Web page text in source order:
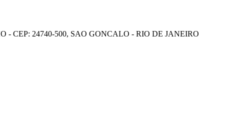
- CEP: 24740-500, SAO GONCALO - RIO DE JANEIRO